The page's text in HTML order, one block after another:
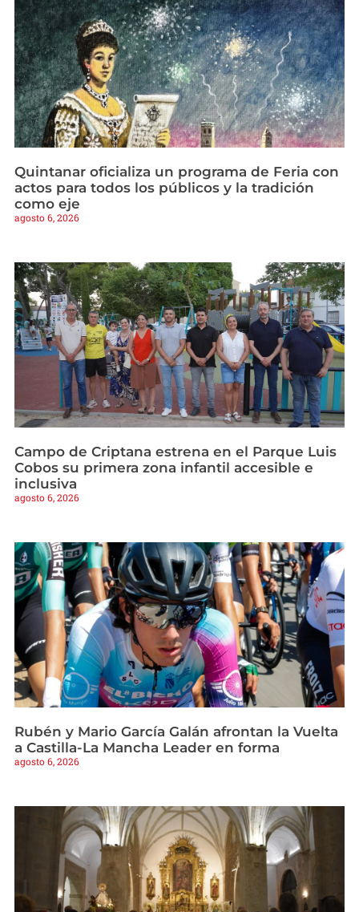
Quintanar oficializa un programa de Feria con
actos para todos los públicos y la tradición
como eje
agosto 6, 2026
Campo de Criptana estrena en el Parque Luis
Cobos su primera zona infantil accesible e
inclusiva
agosto 6, 2026
Rubén y Mario García Galán afrontan la Vuelta
a Castilla-La Mancha Leader en forma
agosto 6, 2026